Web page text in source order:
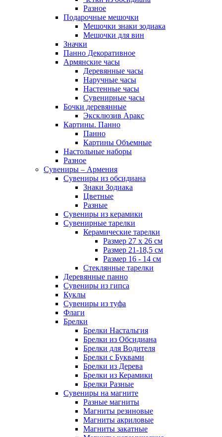
Разное
Подарочные мешочки
Мешочки знаки зодиака
Мешочки для вин
Значки
Панно Декоративное
Армянские часы
Деревянные часы
Наручные часы
Настенные часы
Сувенирные часы
Бочки деревянные
Эксклюзив Аракс
Картины. Панно
Панно
Картины Объемные
Настольные наборы
Разное
Сувениры – Армения
Сувениры из обсидиана
Знаки Зодиака
Цветные
Разные
Сувениры из керамики
Сувенирные тарелки
Керамические тарелки
Размер 27 х 26 см
Размер 21-18,5 см
Размер 16 - 14 см
Стеклянные тарелки
Деревянные панно
Сувениры из гипса
Куклы
Сувениры из туфа
Флаги
Брелки
Брелки Настальгия
Брелки из Обсидиана
Брелки для Водителя
Брелки с Буквами
Брелки из Дерева
Брелки из Керамики
Брелки Разные
Сувениры на магните
Разные магниты
Магниты резиновые
Магниты акриловые
Магниты закатные